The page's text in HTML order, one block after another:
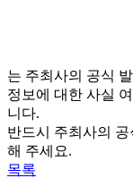
는 주최사의 공식
정보에 대한 사실
니다.
반드시 주최사의
해 주세요.
목록